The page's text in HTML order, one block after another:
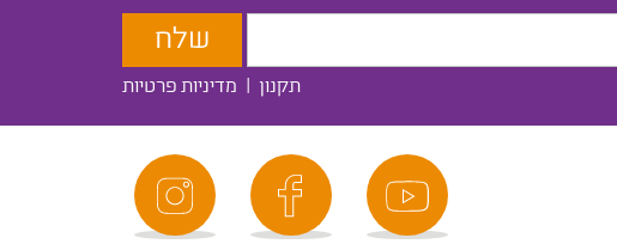
תקנון | מדיניות פרטיות